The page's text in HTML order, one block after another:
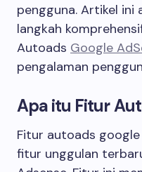
pengguna. Artikel ini
langkah
Autoads Google
pengalaman
Apa itu Fitur
Fitur autoads
fitur unggulan